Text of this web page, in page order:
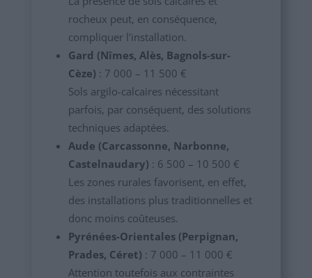
rocheux peut, en conséquence,
compliquer l’installation.
Gard (Nîmes, Alès, Bagnols-sur-
Cèze) : 7 000 – 11 500 €
Sols argilo-calcaires nécessitant
parfois, par conséquent, des solutions
techniques adaptées.
Aude (Carcassonne, Narbonne,
Castelnaudary) : 6 500 – 10 500 €
Les zones rurales favorisent, en effet,
des installations plus traditionnelles et
donc moins coûteuses.
Pyrénées-Orientales (Perpignan,
Prades, Céret) : 7 000 – 11 000 €
Attention toutefois aux contraintes